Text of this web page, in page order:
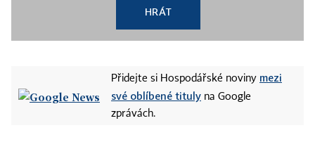
HRÁT
Přidejte si Hospodářské noviny mezi
své oblíbené tituly na Google
zprávách.